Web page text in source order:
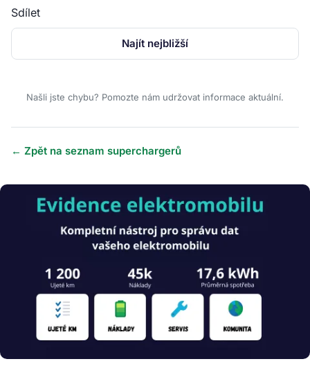
Sdílet
Najít nejbližší
Našli jste chybu? Pomozte nám udržovat informace aktuální.
← Zpět na seznam superchargerů
Obrázek